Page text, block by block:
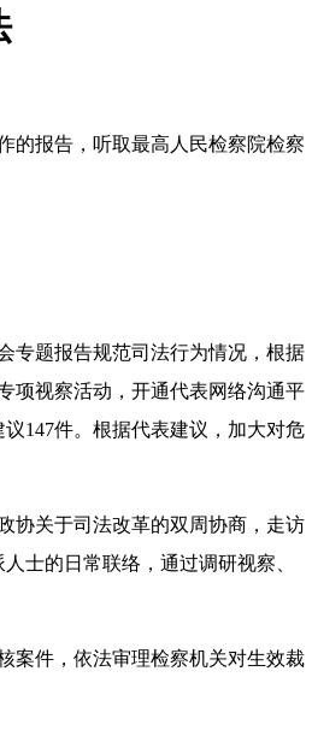
报告，听取最高人民检察院检察
题报告规范司法行为情况，根据
项视察活动，开通代表网络沟通平
147件。根据代表建议，加大对危
关于司法改革的双周协商，走访
士的日常联络，通过调研视察、
件，依法审理检察机关对生效裁